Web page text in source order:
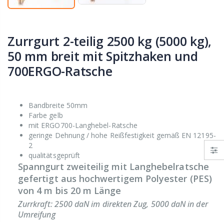
Zurrgurt 2-teilig 2500 kg (5000 kg),
50 mm breit mit Spitzhaken und
700ERGO-Ratsche
Bandbreite 50mm
Farbe gelb
mit ERGO700-Langhebel-Ratsche
geringe Dehnung / hohe Reißfestigkeit gemäß EN 12195-
2
qualitätsgeprüft
Spanngurt zweiteilig mit Langhebelratsche
gefertigt aus hochwertigem Polyester (PES)
von 4 m bis 20 m Länge
Zurrkraft: 2500 daN im direkten Zug, 5000 daN in der
Umreifung